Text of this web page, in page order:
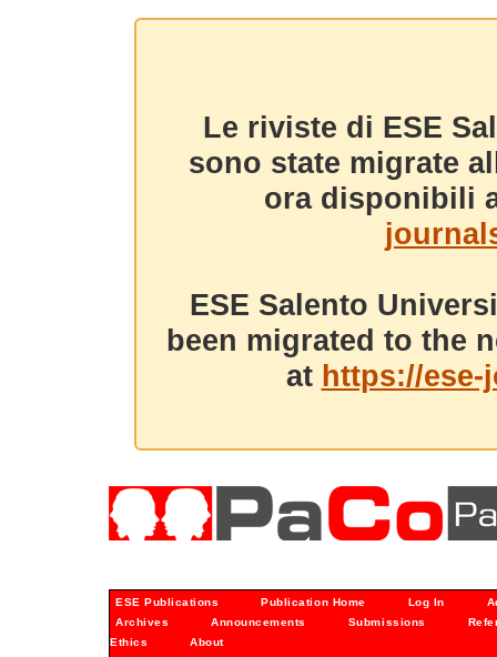
Le riviste di ESE
sono state migrate
ora disponibili
ESE Salento
been migrated to the
at https://
ESE Publications Publication Home Log In
Archives
Announcements Submissions
Ethics
About